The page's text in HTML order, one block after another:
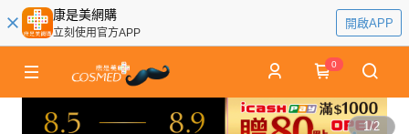
康是美網購
立刻使用官方APP
開啟APP
0
1/2